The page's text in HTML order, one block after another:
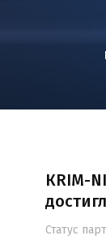
КRIM-
Статус